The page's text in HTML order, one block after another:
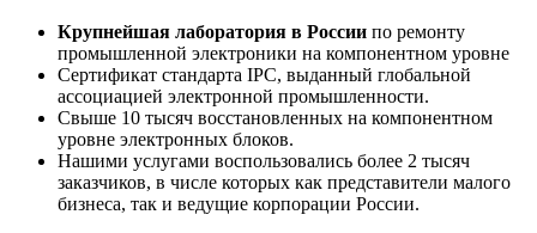
Крупнейшая лаборатория в России по ремонту
промышленной электроники на компонентном уровне
Сертификат стандарта IPC, выданный глобальной
ассоциацией электронной промышленности.
Свыше 10 тысяч восстановленных на компонентном
уровне электронных блоков.
Нашими услугами воспользовались более 2 тысяч
заказчиков, в числе которых как представители малого
бизнеса, так и ведущие корпорации России.